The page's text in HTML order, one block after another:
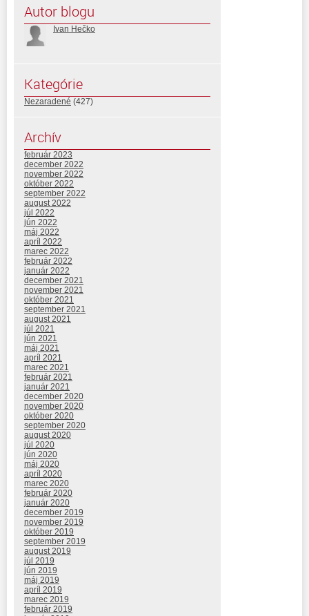
Autor blogu
Ivan Hečko
Kategórie
Nezaradené (427)
Archív
február 2023
december 2022
november 2022
október 2022
september 2022
august 2022
júl 2022
jún 2022
máj 2022
apríl 2022
marec 2022
február 2022
január 2022
december 2021
november 2021
október 2021
september 2021
august 2021
júl 2021
jún 2021
máj 2021
apríl 2021
marec 2021
február 2021
január 2021
december 2020
november 2020
október 2020
september 2020
august 2020
júl 2020
jún 2020
máj 2020
apríl 2020
marec 2020
február 2020
január 2020
december 2019
november 2019
október 2019
september 2019
august 2019
júl 2019
jún 2019
máj 2019
apríl 2019
marec 2019
február 2019